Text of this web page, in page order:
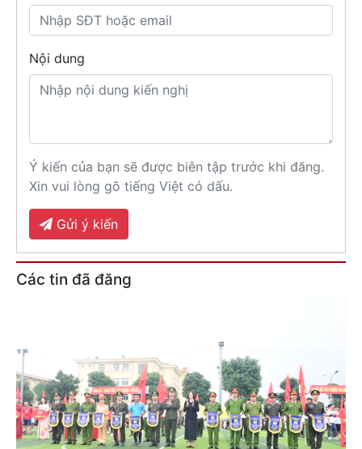
Nội dung
Ý kiến của bạn sẽ được biên tập trước khi đăng.
Xin vui lòng gõ tiếng Việt có dấu.
Gửi ý kiến
Các tin đã đăng